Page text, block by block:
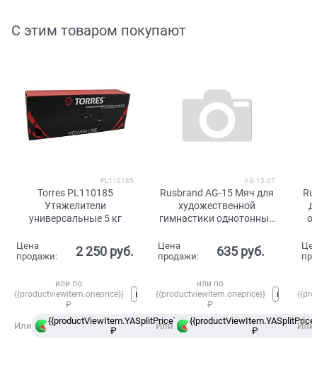
С этим товаром покупают
PL110185
Torres PL110185
Утяжелители
универсальные 5 кг
Цена
продажи:
2 250 руб.
или по
{{productviewitem.oneprice}}
₽
Или
{{productViewItem.YASplitPrice}}
₽
в
Сплит
AG-15-07
Rusbrand AG-15 Мяч для
художественной
гимнастики однотонный
Цена
продажи:
635 руб.
или по
{{productviewitem.oneprice}}
₽
Или
₽
Или